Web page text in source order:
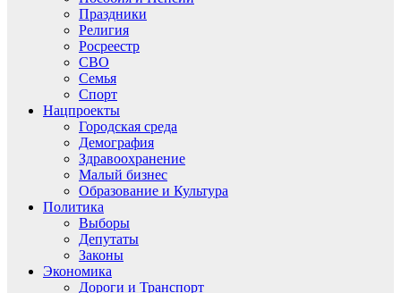
Праздники
Религия
Росреестр
СВО
Семья
Спорт
Нацпроекты
Городская среда
Демография
Здравоохранение
Малый бизнес
Образование и Культура
Политика
Выборы
Депутаты
Законы
Экономика
Дороги и Транспорт